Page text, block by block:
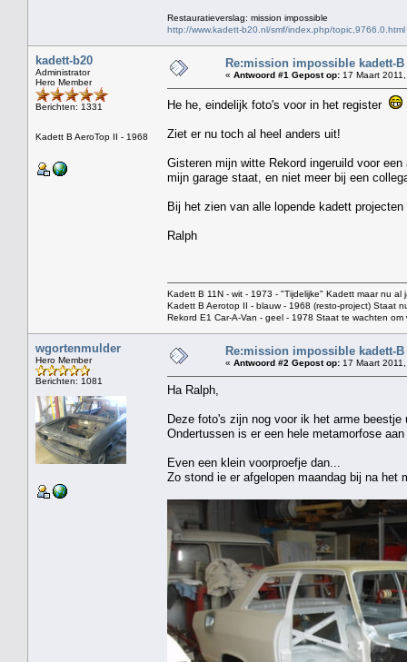
Restauratieverslag: mission impossible
http://www.kadett-b20.nl/smf/index.php/topic,9766.0.html
kadett-b20
Administrator
Hero Member
Berichten: 1331
Kadett B AeroTop II - 1968
Re:mission impossible kadett-B
« Antwoord #1 Gepost op: 17 Maart
He he, eindelijk foto's voor in het register
Ziet er nu toch al heel anders uit!
Gisteren mijn witte Rekord ingeruild voor
mijn garage staat, en niet meer bij een
Bij het zien van alle lopende kadett
Ralph
Kadett B 11N - wit - 1973 - "Tijdelijke" Kadett maar nu al
Kadett B Aerotop II - blauw - 1968 (resto-project) Staat
Rekord E1 Car-A-Van - geel - 1978 Staat te wachten
wgortenmulder
Hero Member
Berichten: 1081
Re:mission impossible kadett-B
« Antwoord #2 Gepost op: 17 Maart
Ha Ralph,
Deze foto's zijn nog voor ik het arme beestje
Ondertussen is er een hele metamorfose
Even een klein voorproefje dan...
Zo stond ie er afgelopen maandag bij na het